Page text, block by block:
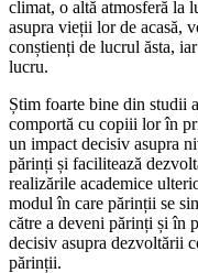
climat, o altă atmosferă la
asupra vieții lor de acasă,
conștienți de lucrul ăsta,
lucru.
Știm foarte bine din studii
comportă cu copiii lor în
un impact decisiv asupra
părinți și facilitează
realizările academice
modul în care părinții se
către a deveni părinți și în
decisiv asupra dezvoltării
părinții.